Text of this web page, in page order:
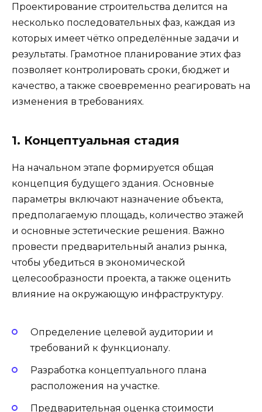
Проектирование строительства делится на
несколько последовательных фаз, каждая из
которых имеет чётко определённые задачи и
результаты. Грамотное планирование этих фаз
позволяет контролировать сроки, бюджет и
качество, а также своевременно реагировать на
изменения в требованиях.
1. Концептуальная стадия
На начальном этапе формируется общая
концепция будущего здания. Основные
параметры включают назначение объекта,
предполагаемую площадь, количество этажей
и основные эстетические решения. Важно
провести предварительный анализ рынка,
чтобы убедиться в экономической
целесообразности проекта, а также оценить
влияние на окружающую инфраструктуру.
Определение целевой аудитории и
требований к функционалу.
Разработка концептуального плана
расположения на участке.
Предварительная оценка стоимости